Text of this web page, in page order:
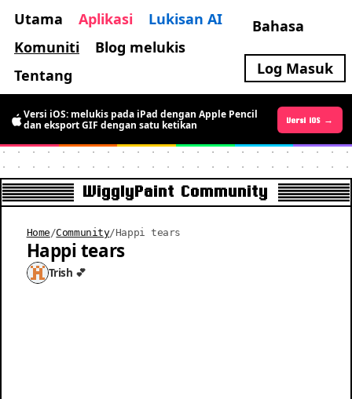
Utama Aplikasi
Lukisan AI
Komuniti
Blog melukis
Tentang
Bahasa
Log Masuk
Versi Android →
Versi iOS: melukis pada iPad dengan Apple Pencil
dan eksport GIF dengan satu ketikan
Versi iOS →
WigglyPaint Community
Home /Community/Happi tears
Happi tears
Trish 💕